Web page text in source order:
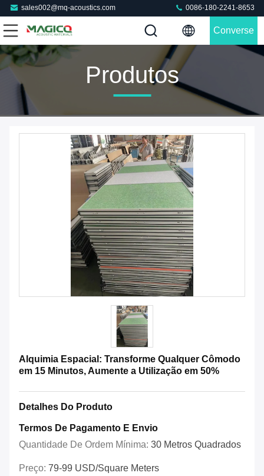
sales002@mq-acoustics.com 0086-180-2241-8653
Converse
Produtos
Alquimia Espacial: Transforme Qualquer Cômodo
em 15 Minutos, Aumente a Utilização em 50%
Detalhes Do Produto
Termos De Pagamento E Envio
Quantidade De Ordem Mínima: 30 Metros Quadrados
Preço: 79-99 USD/Square Meters